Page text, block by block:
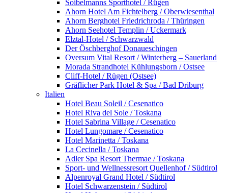
Soibelmanns Sporthotel / Rügen
Ahorn Hotel Am Fichtelberg / Oberwiesenthal
Ahorn Berghotel Friedrichroda / Thüringen
Ahorn Seehotel Templin / Uckermark
Elztal-Hotel / Schwarzwald
Der Öschberghof Donaueschingen
Oversum Vital Resort / Winterberg – Sauerland
Morada Strandhotel Kühlungsborn / Ostsee
Cliff-Hotel / Rügen (Ostsee)
Gräflicher Park Hotel & Spa / Bad Driburg
Italien
Hotel Beau Soleil / Cesenatico
Hotel Riva del Sole / Toskana
Hotel Sabrina Village / Cesenatico
Hotel Lungomare / Cesenatico
Hotel Marinetta / Toskana
La Cecinella / Toskana
Adler Spa Resort Thermae / Toskana
Sport- und Wellnessresort Quellenhof / Südtirol
Alpenroyal Grand Hotel / Südtirol
Hotel Schwarzenstein / Südtirol